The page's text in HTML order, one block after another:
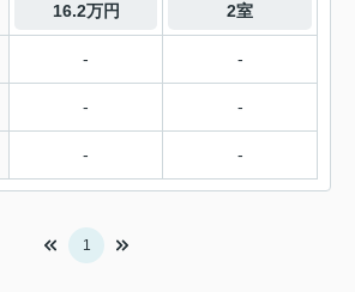
16.2万円 2室
- -
- -
- -
1